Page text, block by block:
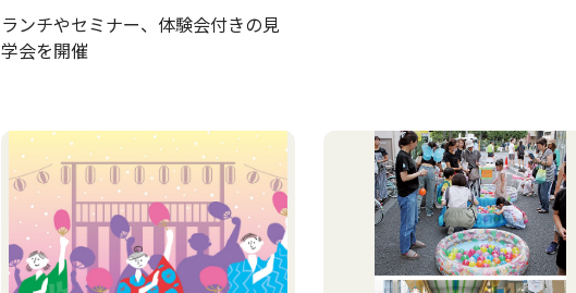
ランチやセミナー、体験会付きの見
学会を開催